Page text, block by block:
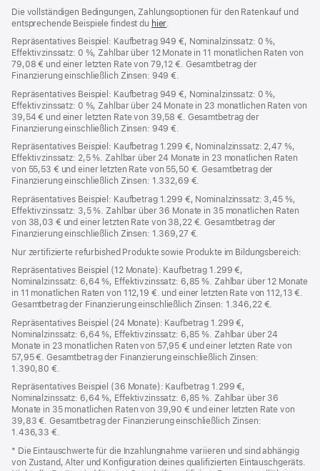
Die vollständigen Bedingungen, Zahlungsoptionen für den Ratenkauf und
entsprechende Beispiele findest du hier
neues
Fenster)
Repräsentatives Beispiel: Kaufbetrag 949 €, Nominalzinssatz: 0 %,
Effektivzinssatz: 0 %, Zahlbar über 12 Monate in 11 monatlichen Raten von
79,08 € und einer letzten Rate von 79,12 €. Gesamtbetrag der
Finanzierung einschließlich Zinsen: 949 €.
Repräsentatives Beispiel: Kaufbetrag 949 €, Nominalzinssatz: 0 %,
Effektivzinssatz: 0 %, Zahlbar über 24 Monate in 23 monatlichen Raten von
39,54 € und einer letzten Rate von 39,58 €. Gesamtbetrag der
Finanzierung einschließlich Zinsen: 949 €.
Repräsentatives Beispiel: Kaufbetrag 1.299 €, Nominalzinssatz: 2,47 %,
Effektivzinssatz: 2,5 %. Zahlbar über 24 Monate in 23 monatlichen Raten
von 55,53 € und einer letzten Rate von 55,50 €. Gesamtbetrag der
Finanzierung einschließlich Zinsen: 1.332,69 €.
Repräsentatives Beispiel: Kaufbetrag 1.299 €, Nominalzinssatz: 3,45 %,
Effektivzinssatz: 3,5 %. Zahlbar über 36 Monate in 35 monatlichen Raten
von 38,03 € und einer letzten Rate von 38,22 €. Gesamtbetrag der
Finanzierung einschließlich Zinsen: 1.369,27 €.
Nur zertifizierte refurbished Produkte sowie Produkte im Bildungsbereich:
Repräsentatives Beispiel (12 Monate): Kaufbetrag 1.299 €,
Nominalzinssatz: 6,64 %, Effektivzinssatz: 6,85 %. Zahlbar über 12 Monate
in 11 monatlichen Raten von 112,19 €. und einer letzten Rate von 112,13 €.
Gesamtbetrag der Finanzierung einschließlich Zinsen: 1.346,22 €.
Repräsentatives Beispiel (24 Monate): Kaufbetrag 1.299 €,
Nominalzinssatz: 6,64 %, Effektivzinssatz: 6,85 %. Zahlbar über 24
Monate in 23 monatlichen Raten von 57,95 € und einer letzten Rate von
57,95 €. Gesamtbetrag der Finanzierung einschließlich Zinsen:
1.390,80 €.
Repräsentatives Beispiel (36 Monate): Kaufbetrag 1.299 €,
Nominalzinssatz: 6,64 %, Effektivzinssatz: 6,85 %. Zahlbar über 36
Monate in 35 monatlichen Raten von 39,90 € und einer letzten Rate von
39,83 €. Gesamtbetrag der Finanzierung einschließlich Zinsen:
1.436,33 €.
* Die Eintauschwerte für die Inzahlungnahme variieren und sind abhängig
von Zustand, Alter und Konfiguration deines qualifizierten Eintauschgeräts.